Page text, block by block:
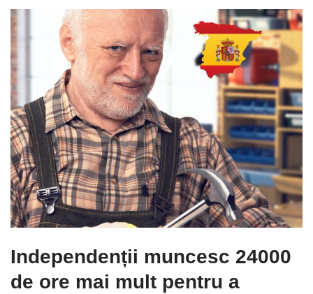
Independenții muncesc 24000
de ore mai mult pentru a